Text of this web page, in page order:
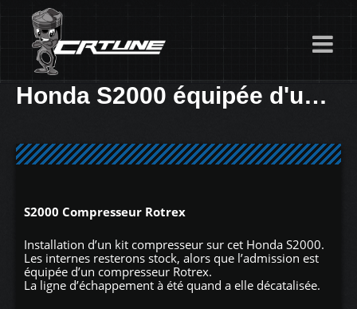
Honda S2000 équipée d'un compresseur TTS Performance à 370cv
S2000 Compresseur Rotrex
Installation d’un kit compresseur sur cet Honda S2000.
Les internes resterons stock, alors que l’admission est
équipée d’un compresseur Rotrex.
La ligne d’échappement à été quand a elle décatalisée.